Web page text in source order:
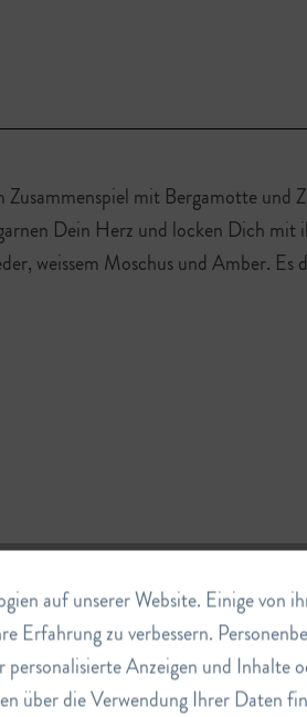
mit Bergamotte und
Dein Herz und locken Dich mit
weissem Moschus und Amber.
auf unserer Website. Einige von
Erfahrung zu verbessern.
Anzeigen und Inhalte
über die Verwendung Ihrer Daten